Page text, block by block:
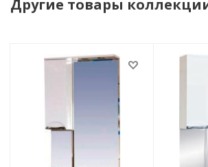
Другие товары